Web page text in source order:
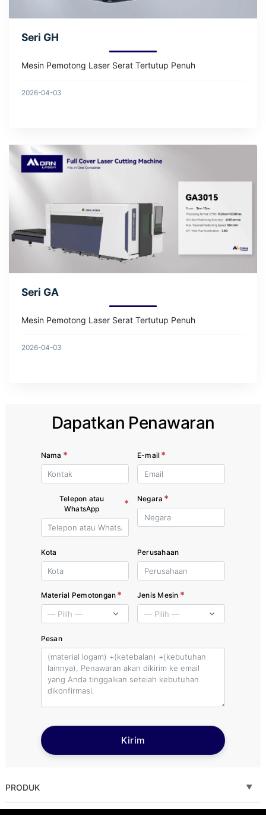
Seri GH
Mesin Pemotong Laser Serat Tertutup Penuh
2026-04-03
Seri GA
Mesin Pemotong Laser Serat Tertutup Penuh
2026-04-03
Dapatkan Penawaran
Nama * E-mail *
Telepon atau
WhatsApp
* Negara *
Kota Perusahaan
Material Pemotongan * Jenis Mesin *
Pesan
Kirim
PRODUK